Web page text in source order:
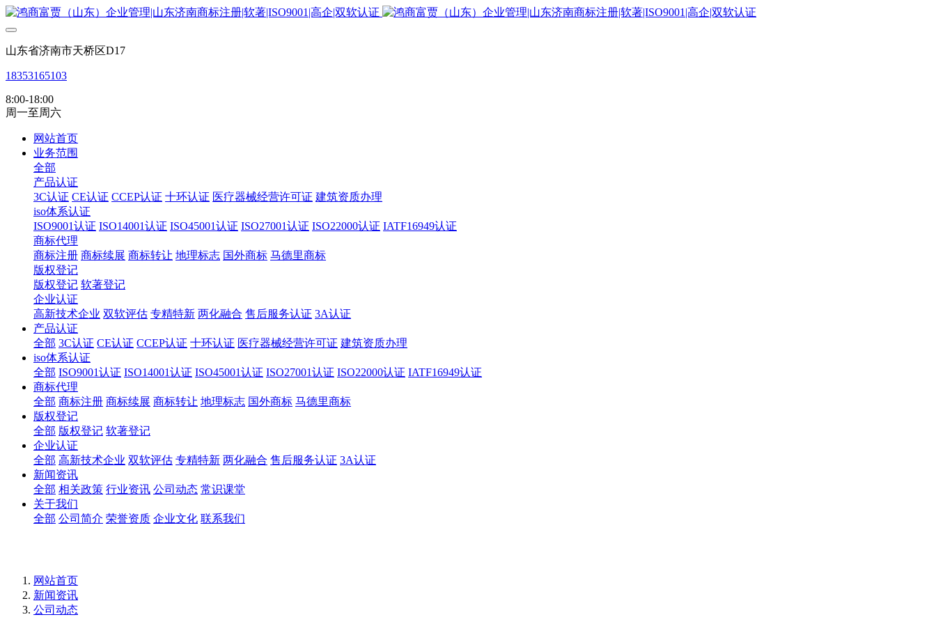
山东省济南市天桥区D17
18353165103
8:00-18:00
周一至周六
网站首页
业务范围
全部
产品认证
3C认证 CE认证 CCEP认证 十环认证 医疗器械经营许可证 建筑资质办理
iso体系认证
ISO9001认证 ISO14001认证 ISO45001认证 ISO27001认证 ISO22000认证 IATF16949认证
商标代理
商标注册 商标续展 商标转让 地理标志 国外商标 马德里商标
版权登记
版权登记 软著登记
企业认证
高新技术企业 双软评估 专精特新 两化融合 售后服务认证 3A认证
产品认证
全部 3C认证 CE认证 CCEP认证 十环认证 医疗器械经营许可证 建筑资质办理
iso体系认证
全部 ISO9001认证 ISO14001认证 ISO45001认证 ISO27001认证 ISO22000认证 IATF16949认证
商标代理
全部 商标注册 商标续展 商标转让 地理标志 国外商标 马德里商标
版权登记
全部 版权登记 软著登记
企业认证
全部 高新技术企业 双软评估 专精特新 两化融合 售后服务认证 3A认证
新闻资讯
全部 相关政策 行业资讯 公司动态 常识课堂
关于我们
全部 公司简介 荣誉资质 企业文化 联系我们
网站首页
新闻资讯
公司动态